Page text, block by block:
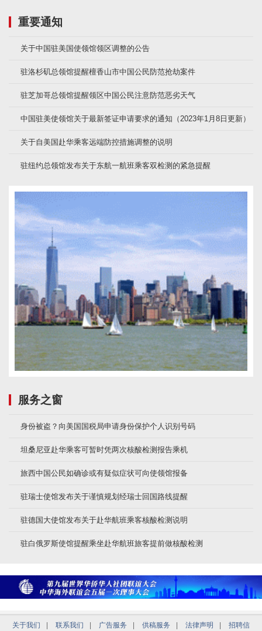
重要通知
关于中国驻美国使领馆领区调整的公告
驻洛杉矶总领馆提醒檀香山市中国公民防范抢劫案件
驻芝加哥总领馆提醒领区中国公民注意防范恶劣天气
中国驻美使领馆关于最新签证申请要求的通知（2023年1月8日更新）
关于自美国赴华乘客远端防控措施调整的说明
驻纽约总领馆发布关于东航一航班乘客双检测的紧急提醒
服务之窗
身份被盗？向美国国税局申请身份保护个人识别号码
坦桑尼亚赴华乘客可暂时凭两次核酸检测报告乘机
旅西中国公民如确诊或有疑似症状可向使领馆报备
驻瑞士使馆发布关于谨慎规划经瑞士回国路线提醒
驻德国大使馆发布关于赴华航班乘客核酸检测说明
驻白俄罗斯使馆提醒乘坐赴华航班旅客提前做核酸检测
关于我们 联系我们 广告服务 供稿服务 法律声明 招聘信